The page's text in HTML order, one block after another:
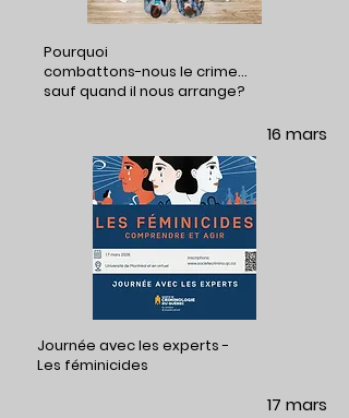
Pourquoi
combattons-nous le crime…
sauf quand il nous arrange?
16 mars
Journée avec les experts -
Les féminicides
17 mars